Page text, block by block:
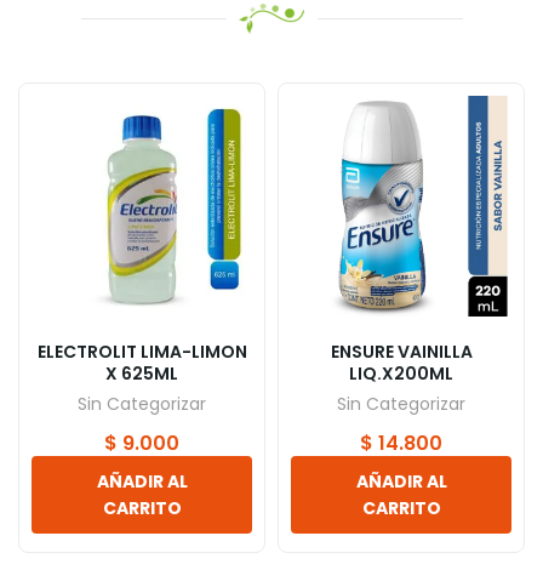
ELECTROLIT LIMA-LIMON
X 625ML
Sin Categorizar
$ 9.000
AÑADIR AL
CARRITO
ENSURE VAINILLA
LIQ.X200ML
Sin Categorizar
$ 14.800
AÑADIR AL
CARRITO